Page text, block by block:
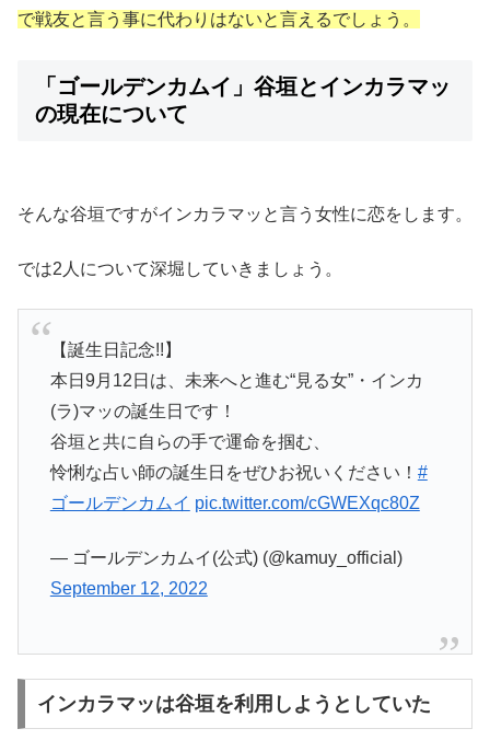
で戦友と言う事に代わりはないと言えるでしょう。
「ゴールデンカムイ」谷垣とインカラマッ
の現在について
そんな谷垣ですがインカラマッと言う女性に恋をします。
では2人について深堀していきましょう。
【誕生日記念!!】
本日9月12日は、未来へと進む“見る女”・インカ
(ラ)マッの誕生日です！
谷垣と共に自らの手で運命を掴む、
怜悧な占い師の誕生日をぜひお祝いください！ #
ゴールデンカムイ pic.twitter.com/cGWEXqc80Z
— ゴールデンカムイ(公式) (@kamuy_official)
September 12, 2022
インカラマッは谷垣を利用しようとしていた